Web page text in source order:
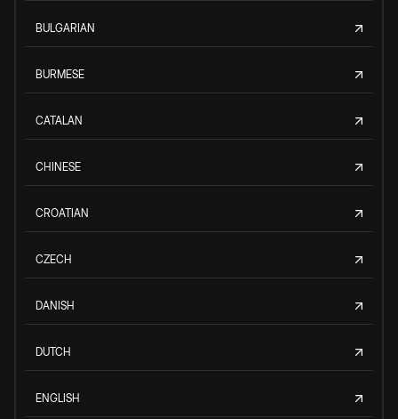
BULGARIAN
BURMESE
CATALAN
CHINESE
CROATIAN
CZECH
DANISH
DUTCH
ENGLISH